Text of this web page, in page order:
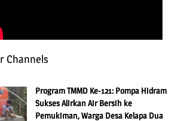
Channels
Program TMMD Ke-121: Pompa Hidram
Sukses Alirkan Air Bersih ke
Pemukiman, Warga Desa Kelapa Dua